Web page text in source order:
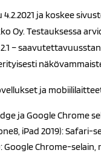
4.2.2021 ja koskee
Oy. Testauksessa
2.1 –
ja
ja Google Chrome
iPad 2019):
Google Chrome-